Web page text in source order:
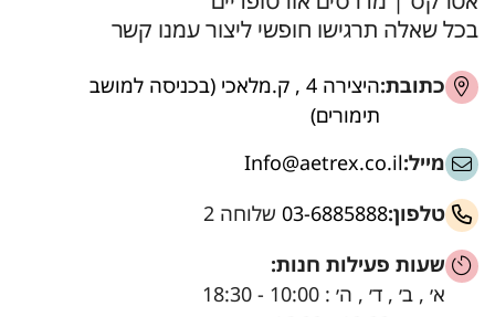
בכל שאלה תרגישו חופשי ליצור עמנו קשר
כתובת:
היצירה 4 , ק.מלאכי (בכניסה למושב
תימורים)
מייל:Info@aetrex.co.il
טלפון:03-6885888 שלוחה 2
שעות פעילות חנות:
א׳ , ב׳ , ד׳ , ה׳ : 10:00 - 18:30